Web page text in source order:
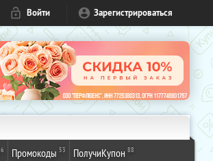
Войти Зарегистрироваться
6 Промокоды 53 ПолучиКупон 88